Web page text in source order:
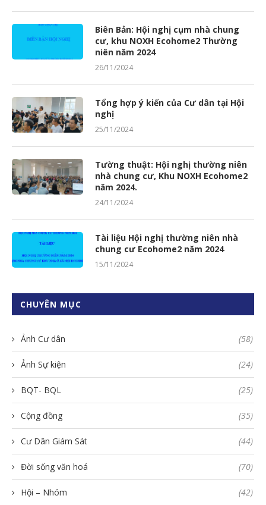
Biên Bản: Hội nghị cụm nhà chung
cư, khu NOXH Ecohome2 Thường
niên năm 2024
26/11/2024
Tổng hợp ý kiến của Cư dân tại Hội
nghị
25/11/2024
Tường thuật: Hội nghị thường niên
nhà chung cư, Khu NOXH Ecohome2
năm 2024.
24/11/2024
Tài liệu Hội nghị thường niên nhà
chung cư Ecohome2 năm 2024
15/11/2024
CHUYÊN MỤC
Ảnh Cư dân (58)
Ảnh Sự kiện (24)
BQT- BQL (25)
Cộng đồng (35)
Cư Dân Giám Sát (44)
Đời sống văn hoá (70)
Hội – Nhóm (42)